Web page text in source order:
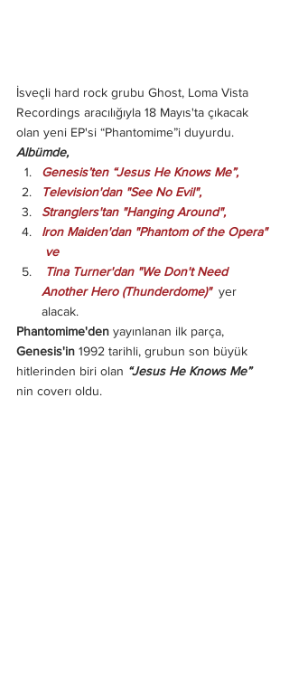
İsveçli hard rock grubu Ghost, Loma Vista
Recordings aracılığıyla 18 Mayıs'ta çıkacak
olan yeni EP'si “Phantomime”i duyurdu.
Albümde,
Genesis’ten “Jesus He Knows Me”,
Television'dan "See No Evil",
Stranglers'tan "Hanging Around",
Iron Maiden'dan "Phantom of the Opera"
ve
Another Hero (Thunderdome)"
  yer
alacak.
Phantomime'den yayınlanan ilk parça,
Genesis'in 1992 tarihli, grubun son büyük
hitlerinden biri olan “Jesus He Knows Me”
nin coverı oldu.